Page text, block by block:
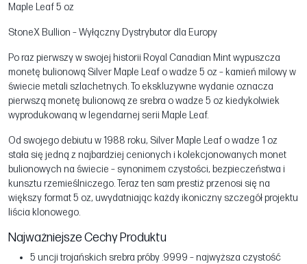
Maple Leaf 5 oz
StoneX Bullion – Wyłączny Dystrybutor dla Europy
Po raz pierwszy w swojej historii Royal Canadian Mint wypuszcza
monetę bulionową Silver Maple Leaf o wadze 5 oz – kamień milowy w
świecie metali szlachetnych. To ekskluzywne wydanie oznacza
pierwszą monetę bulionową ze srebra o wadze 5 oz kiedykolwiek
wyprodukowaną w legendarnej serii Maple Leaf.
Od swojego debiutu w 1988 roku, Silver Maple Leaf o wadze 1 oz
stała się jedną z najbardziej cenionych i kolekcjonowanych monet
bulionowych na świecie – synonimem czystości, bezpieczeństwa i
kunsztu rzemieślniczego. Teraz ten sam prestiż przenosi się na
większy format 5 oz, uwydatniając każdy ikoniczny szczegół projektu
liścia klonowego.
Najważniejsze Cechy Produktu
5 uncji trojańskich srebra próby .9999 – najwyższa czystość